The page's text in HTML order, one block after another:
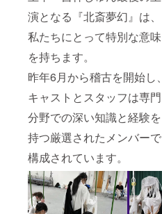
演となる『北斎夢幻』は、
私たちにとって特別な意味
を持ちます。
昨年6月から稽古を開始し、
キャストとスタッフは専門
分野での深い知識と経験を
持つ厳選されたメンバーで
構成されています。